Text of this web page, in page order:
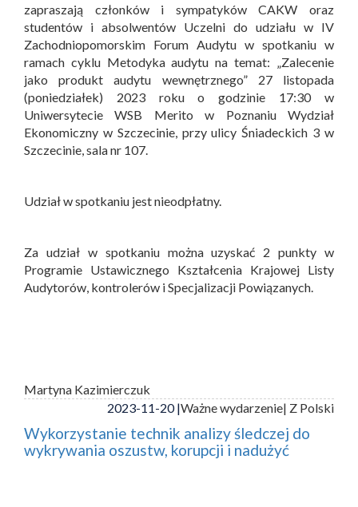
zapraszają członków i sympatyków CAKW oraz
studentów i absolwentów Uczelni do udziału w IV
Zachodniopomorskim Forum Audytu w spotkaniu w
ramach cyklu Metodyka audytu na temat: „Zalecenie
jako produkt audytu wewnętrznego” 27 listopada
(poniedziałek) 2023 roku o godzinie 17:30 w
Uniwersytecie WSB Merito w Poznaniu Wydział
Ekonomiczny w Szczecinie, przy ulicy Śniadeckich 3 w
Szczecinie, sala nr 107.
Udział w spotkaniu jest nieodpłatny.
Za udział w spotkaniu można uzyskać 2 punkty w
Programie Ustawicznego Kształcenia Krajowej Listy
Audytorów, kontrolerów i Specjalizacji Powiązanych.
Martyna Kazimierczuk
2023-11-20 |Ważne wydarzenie| Z Polski
Wykorzystanie technik analizy śledczej do
wykrywania oszustw, korupcji i nadużyć